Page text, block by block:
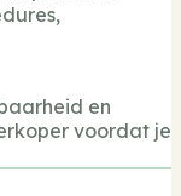
en
voordat je